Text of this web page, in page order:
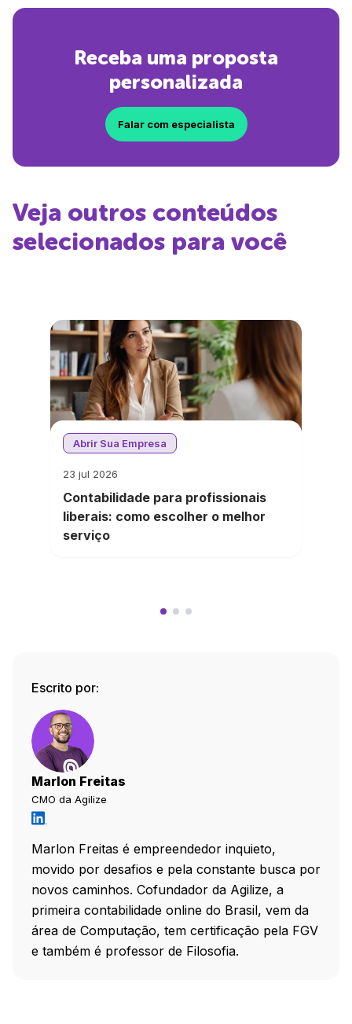
Receba uma proposta
personalizada
Falar com especialista
Veja outros conteúdos
selecionados para você
Abrir Sua Empresa
23 jul 2026
Contabilidade para profissionais
liberais: como escolher o melhor
serviço
Escrito por:
Marlon Freitas
CMO da Agilize
Marlon Freitas é empreendedor inquieto,
movido por desafios e pela constante busca por
novos caminhos. Cofundador da Agilize, a
primeira contabilidade online do Brasil, vem da
área de Computação, tem certificação pela FGV
e também é professor de Filosofia.